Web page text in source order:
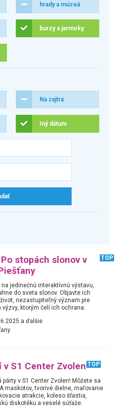
hrady a múzeá
burzy a jarmoky
Na zajtra
Iný dátum
stopách slonov v
TOP
jedinečnú interaktívnú výstavu,
do sveta slonov. Objavte ich
nezastupiteľný význam pre
výzvy, ktorým čelí ich ochrana.
a ďalšie
v S1 Center Zvolen TOP
párty v S1 Center Zvolen! Môžete sa
maskotov, tvorivé dielne, maľovanie
atrakcie, koleso šťastia,
diskotéku a veselé súťaže.